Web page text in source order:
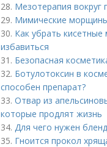
28. Мезотерапия вокруг
29. Мимические морщины
30. Как убрать
избавиться
31. Безопасная
32. Ботулотоксин в
способен препарат?
33. Отвар из
которые продлят жизнь
34. Для чего нужен
35. Гноится прокол